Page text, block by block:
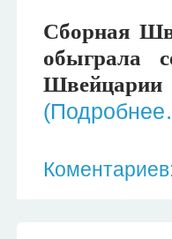
Сборная
обыграла